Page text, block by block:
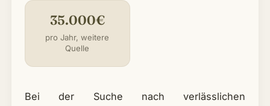
35.000€
pro Jahr, weitere
Quelle
Bei der Suche nach verlässlichen